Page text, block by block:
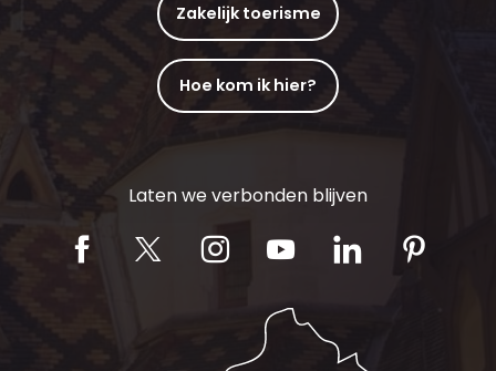
Zakelijk toerisme
Hoe kom ik hier?
Laten we verbonden blijven